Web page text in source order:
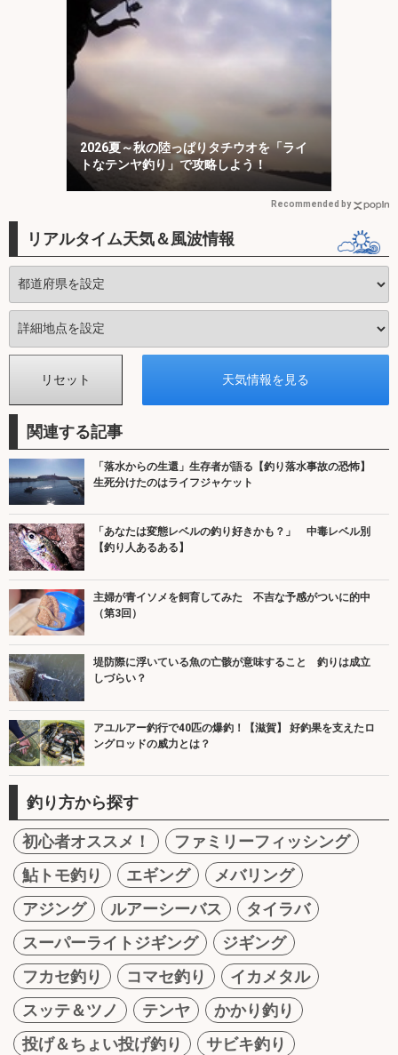
2026夏～秋の陸っぱりタチウオを「ライ
トなテンヤ釣り」で攻略しよう！
Recommended by
リアルタイム天気＆風波情報
関連する記事
「落水からの生還」生存者が語る【釣り落水事故の恐怖】
生死分けたのはライフジャケット
「あなたは変態レベルの釣り好きかも？」 中毒レベル別
【釣り人あるある】
主婦が青イソメを飼育してみた 不吉な予感がついに的中
（第3回）
堤防際に浮いている魚の亡骸が意味すること 釣りは成立
しづらい？
アユルアー釣行で40匹の爆釣！【滋賀】 好釣果を支えたロ
ングロッドの威力とは？
釣り方から探す
初心者オススメ！
ファミリーフィッシング
鮎トモ釣り
エギング
メバリング
アジング
ルアーシーバス
タイラバ
スーパーライトジギング
ジギング
フカセ釣り
コマセ釣り
イカメタル
スッテ＆ツノ
テンヤ
かかり釣り
投げ＆ちょい投げ釣り
サビキ釣り